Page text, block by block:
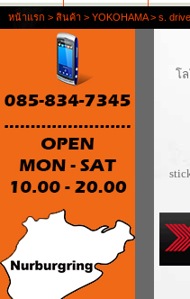
หน้าแรก > สินค้า > YOKOHAMA> s. drive
โ